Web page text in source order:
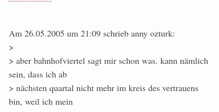
Am 26.05.2005 um 21:09 schrieb anny ozturk:
>
> aber bahnhofviertel sagt mir schon was. kann nämlich
sein, dass ich ab
> nächsten quartal nicht mehr im kreis des vertrauens
bin, weil ich mein